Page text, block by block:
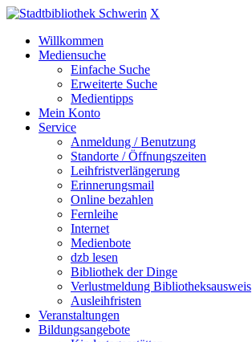
X
Willkommen
Mediensuche
Einfache Suche
Erweiterte Suche
Medientipps
Mein Konto
Service
Anmeldung / Benutzung
Standorte / Öffnungszeiten
Leihfristverlängerung
Erinnerungsmail
Online bezahlen
Fernleihe
Internet
Medienbote
dzb lesen
Bibliothek der Dinge
Verlustmeldung Bibliotheksausweis
Ausleihfristen
Veranstaltungen
Bildungsangebote